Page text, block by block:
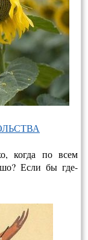
когда по всем
Если бы где-